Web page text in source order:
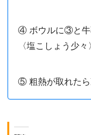
④ ボウルに③と牛
〈塩こしょう少
⑤ 粗熱が取れた